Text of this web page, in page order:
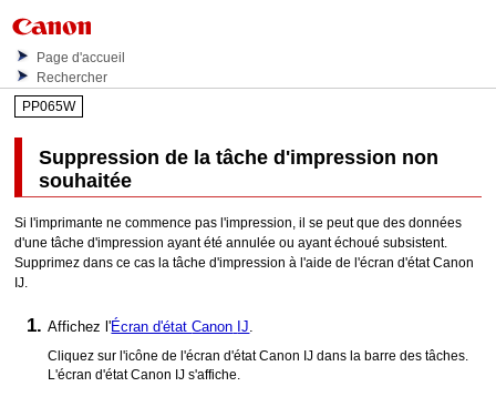
Page d'accueil
Rechercher
PP065W
Suppression de la tâche d'impression non
souhaitée
Si l'imprimante ne commence pas l'impression, il se peut que des données
d'une tâche d'impression ayant été annulée ou ayant échoué subsistent.
Supprimez dans ce cas la tâche d'impression à l'aide de l'écran d'étatCanon
IJ.
Affichez l'Écran d'étatCanon IJ.
Cliquez sur l'icône de l'écran d'étatCanon IJ dans la barre des tâches.
L'écran d'étatCanon IJ s'affiche.